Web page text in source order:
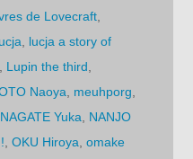
de Lovecraft
lucja a story of
Lupin the third
Naoya meuhporg
NAGATE Yuka
NANJO
,OKU Hiroya ,omake